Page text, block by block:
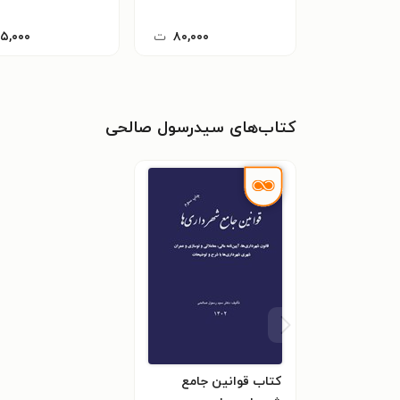
۸۰,۰۰۰ ت
کتاب‌های سیدرسول صالحی
کتاب قوانین جامع